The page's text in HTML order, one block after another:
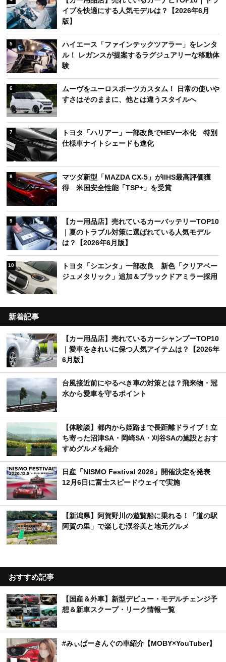
イブを快適にする人気モデルは？【2026年6月
版】
5
ハイエース「ファインテックツアラー」をレンタ
ル！ レガンスが提案するラグジュアリーな移動体
験
6
ムーヴをユーロスポーツカスタム！ 日常の使いや
すさはそのままに、他とは違うスタイルへ
7
トヨタ「ハリアー」一部改良でHEV一本化 特別
仕様車ナイトシェードも進化
8
マツダ新型「MAZDA CX-5」がIIHS最高評価獲
得 米国安全性能「TSP+」を受賞
9
【カー用品店】売れているカーバッテリーTOP10
｜夏のトラブル対策に選ばれている人気モデル
は？【2026年6月版】
10
トヨタ「シエンタ」一部改良 新色「クリアベー
ジュメタリック」追加＆ブラックドアミラー採用
新着記事
【カー用品店】売れているカーシャンプーTOP10
｜愛車をきれいに保つ人気アイテムは？【2026年
6月版】
台風接近前にやるべき車の対策とは？飛来物・冠
水から愛車を守るポイント
【体験談】都内から姫路まで長距離ドライブ！立
ち寄った沼津SA・岡崎SA・刈谷SAの施設とおす
すめグルメを紹介
日産「NISMO Festival 2026」開催決定を発表
12月6日に富士スピードウェイで実施
【新潟県】阿賀野川の遊覧船に乗れる！「道の駅
阿賀の里」で楽しむ渓谷美と地元グルメ
おすすめ記事
【国産＆外車】新型デビュー・モデルチェンジ予
想＆新車スクープ・リーク情報一覧
#みぃぱーきんぐの車紹介【MOBY×YouTuber】